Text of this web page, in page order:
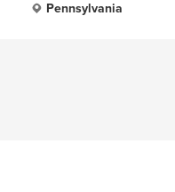
Pennsylvania